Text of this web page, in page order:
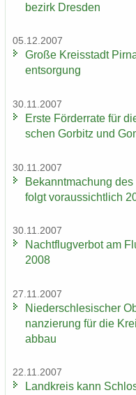
be­zirk Dres­den
05.12.2007
Große Kreis­stadt
ent­sor­gung
30.11.2007
Erste För­der­ra­te für
schen Gor­bitz und
30.11.2007
Be­kannt­ma­chung
folgt vor­aus­sicht­lich
30.11.2007
Nacht­flug­ver­bot am
2008
27.11.2007
Nie­der­schle­si­scher
nan­zie­rung für die
ab­bau
22.11.2007
Land­kreis kann